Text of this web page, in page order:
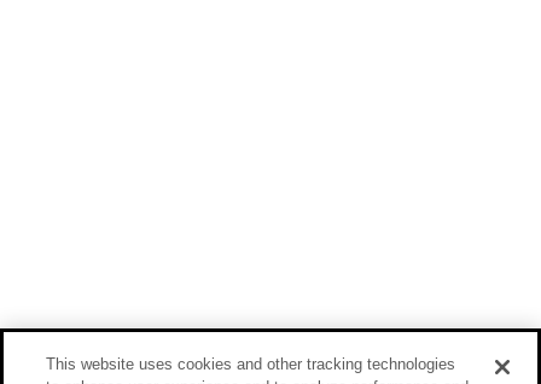
This website uses cookies and other tracking technologies